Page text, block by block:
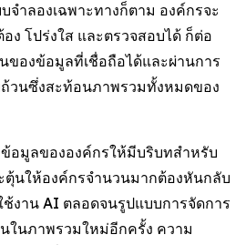
จำลองเฉพาะทางก็ตาม องค์กรจะ
ง โปร่งใส และตรวจสอบได้ ก็ต่อ
ของข้อมูลที่เชื่อถือได้และผ่านการ
วนซึ่งสะท้อนภาพรวมทั้งหมดของ
ข้อมูลขององค์กรให้มีบริบทสำหรับ
ตุ้นให้องค์กรจำนวนมากต้องหันกลับ
งาน AI ตลอดจนรูปแบบการจัดการ
ในภาพรวมใหม่อีกครั้ง ความ